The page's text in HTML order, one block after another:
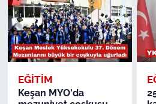
EĞİTİM
Keşan MYO'da
KIRKLARELİ
ÇANAKKALE
TÜRKİYE